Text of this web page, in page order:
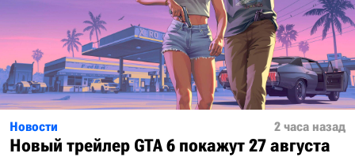
Новости 2 часа назад
Новый трейлер GTA 6 покажут 27 августа